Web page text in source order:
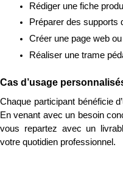
Rédiger une fiche
Préparer des supports
Créer une page web
Réaliser une trame
Cas d’usage
Chaque participant bénéficie
En venant avec un besoin
vous repartez avec un
votre quotidien professionnel.